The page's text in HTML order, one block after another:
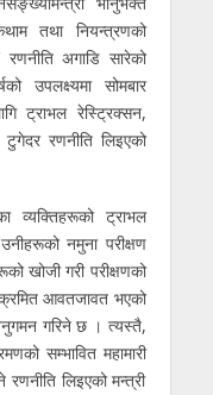
तथा नियन्त्रणको
रणनीति अगाडि सारेको
उपलक्ष्यमा सोमबार
ट्राभल रेस्ट्रिक्सन,
रणनीति लिइएको
व्यक्तिहरूको ट्राभल
उनीहरूको नमुना परीक्षण
खोजी गरी परीक्षणको
आवतजावत भएको
गरिने छ । त्यस्तै,
सम्भावित महामारी
लिइएको मन्त्री